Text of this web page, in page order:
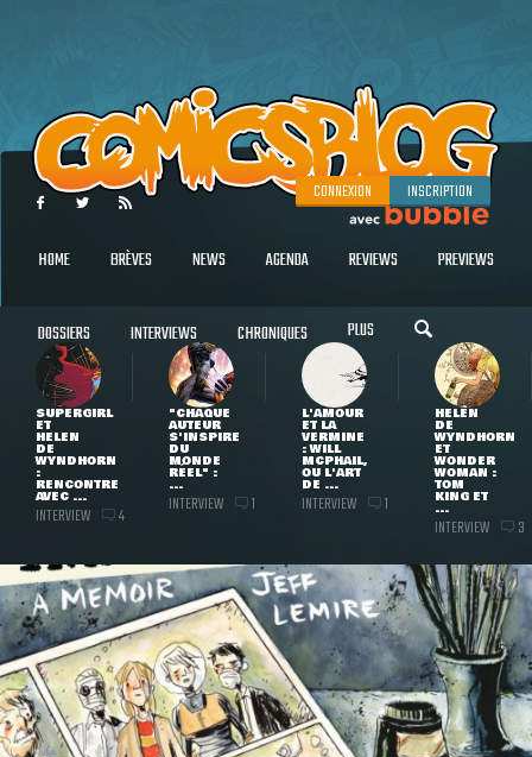
CONNEXION INSCRIPTION
HOME BRÈVES NEWS AGENDA REVIEWS PREVIEWS
DOSSIERS INTERVIEWS CHRONIQUES PLUS
SUPERGIRL
ET
HELEN
DE
WYNDHORN
:
RENCONTRE
AVEC ...
INTERVIEW 4
"CHAQUE
AUTEUR
S'INSPIRE
DU
MONDE
RÉEL" :
...
INTERVIEW 1
L'AMOUR
ET LA
VERMINE
: WILL
MCPHAIL,
OU L'ART
DE ...
INTERVIEW 1
HELEN
DE
WYNDHORN
ET
WONDER
WOMAN :
TOM
KING ET
...
INTERVIEW 3